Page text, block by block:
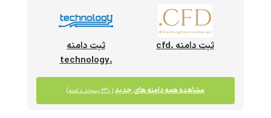
ثبت دامنه .cfd
ثبت دامنه
.technology
مشاهده همه دامنه های جدید (۶۳۰ پسوند دامنه)